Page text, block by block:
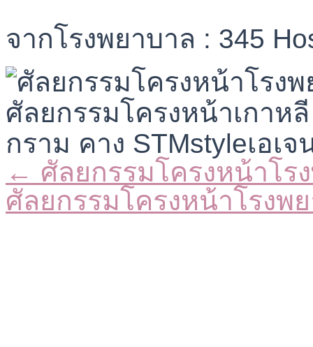
จากโรงพยาบาล : 345
navigation
← ศัลยกรรมโครงหน้าโร
ศัลยกรรมโครงหน้าโรงพ